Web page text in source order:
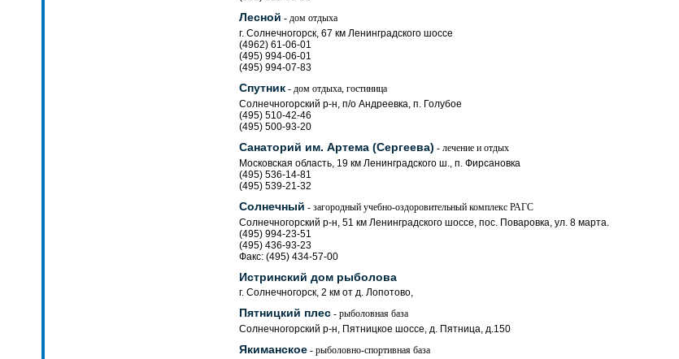
Лесной - дом отдыха
г. Солнечногорск, 67 км Ленинградского шоссе
(4962) 61-06-01
(495) 994-06-01
(495) 994-07-83
Спутник - дом отдыха, гостиница
Солнечногорский р-н, п/о Андреевка, п. Голубое
(495) 510-42-46
(495) 500-93-20
Санаторий им. Артема (Сергеева) - лечение и отдых
Московская область, 19 км Ленинградского ш., п. Фирсановка
(495) 536-14-81
(495) 539-21-32
Солнечный - загородный учебно-оздоровительный комплекс РАГС
Солнечногорский р-н, 51 км Ленинградского шоссе, пос. Поваровка, ул. 8 марта.
(495) 994-23-51
(495) 436-93-23
Факс: (495) 434-57-00
Истринский дом рыболова
г. Солнечногорск, 2 км от д. Лопотово,
Пятницкий плес - рыболовная база
Солнечногорский р-н, Пятницкое шоссе, д. Пятница, д.150
Якиманское - рыболовно-спортивная база